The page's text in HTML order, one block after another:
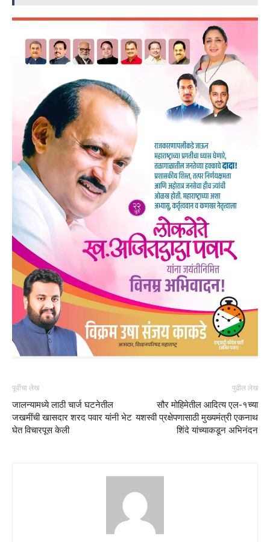
पूर्वीचा लेख
जालन्यामध्ये लाठी चार्ज घटनेतील
जखमींची खासदार शरद पवार यांनी भेट
घेत विचारपूस केली
पुढील लेख
सौर मोहिमेतील आदित्य एल-१च्या
यशस्वी प्रक्षेपणासाठी मुख्यमंत्री एकनाथ
शिंदे यांच्याकडून अभिनंदन